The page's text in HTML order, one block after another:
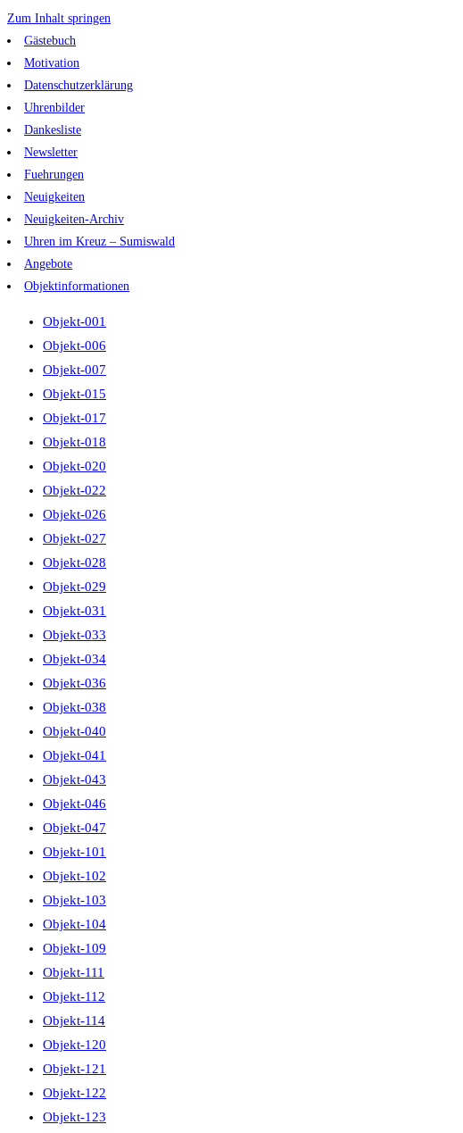
Zum Inhalt springen
Gästebuch
Motivation
Datenschutzerklärung
Uhrenbilder
Dankesliste
Newsletter
Fuehrungen
Neuigkeiten
Neuigkeiten-Archiv
Uhren im Kreuz – Sumiswald
Angebote
Objektinformationen
Objekt-001
Objekt-006
Objekt-007
Objekt-015
Objekt-017
Objekt-018
Objekt-020
Objekt-022
Objekt-026
Objekt-027
Objekt-028
Objekt-029
Objekt-031
Objekt-033
Objekt-034
Objekt-036
Objekt-038
Objekt-040
Objekt-041
Objekt-043
Objekt-046
Objekt-047
Objekt-101
Objekt-102
Objekt-103
Objekt-104
Objekt-109
Objekt-111
Objekt-112
Objekt-114
Objekt-120
Objekt-121
Objekt-122
Objekt-123